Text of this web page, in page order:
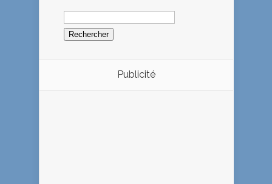
Rechercher :
Publicité